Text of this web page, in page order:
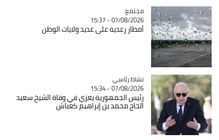
Catégorie
مجتمع
07/08/2026 - 15:37
أمطار رعدية على عديد ولايات الوطن
Catégorie
نشاط رئاسي
07/08/2026 - 15:34
رئيس الجمهورية يعزي في وفاة الشيخ سعيد
الحاج محمد بن إبراهيم كعباش